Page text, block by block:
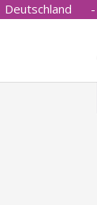
Deutschland -